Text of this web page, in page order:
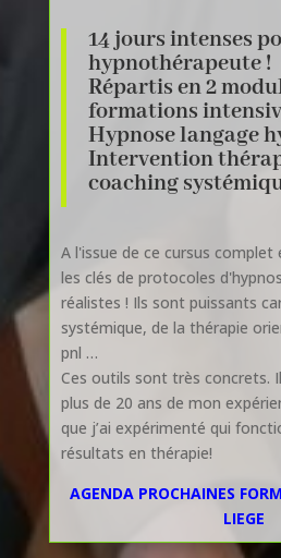
14 jours intenses
hypnothérapeute !
Répartis en 2
formations
Hypnose langage
Intervention
coaching
A l'issue de ce cursus complet
les clés de protocoles
réalistes ! Ils sont puissants
systémique, de la thérapie
pnl …
Ces outils sont très concrets.
plus de 20 ans de mon
que j’ai expérimenté qui
résultats en thérapie!
AGENDA PROCHAINES
LIEGE